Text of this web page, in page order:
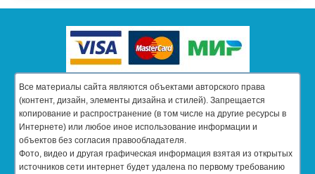
Все материалы сайта являются объектами авторского права
(контент, дизайн, элементы дизайна и стилей). Запрещается
копирование и распространение (в том числе на другие ресурсы в
Интернете) или любое иное использование информации и
объектов без согласия правообладателя.
Фото, видео и другая графическая информация взятая из открытых
источников сети интернет будет удалена по первому требованию